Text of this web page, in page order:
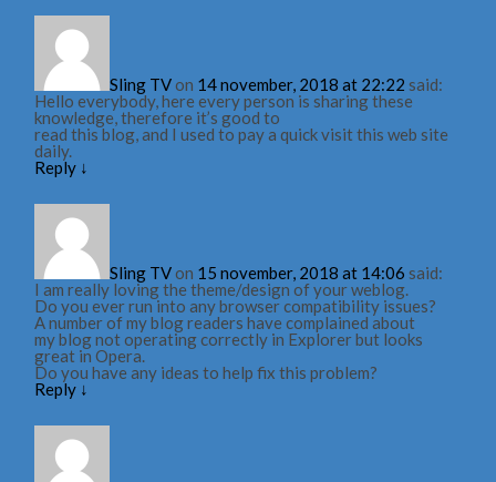
Sling TVon 14 november, 2018 at 22:22 said:
Hello everybody, here every person is sharing these
knowledge, therefore it’s good to
read this blog, and I used to pay a quick visit this web site
daily.
Reply ↓
Sling TVon 15 november, 2018 at 14:06 said:
I am really loving the theme/design of your weblog.
Do you ever run into any browser compatibility issues?
A number of my blog readers have complained about
my blog not operating correctly in Explorer but looks
great in Opera.
Do you have any ideas to help fix this problem?
Reply ↓